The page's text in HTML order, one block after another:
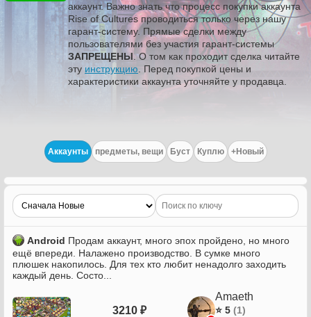
аккаунт. Важно знать что процесс покупки аккаунта
Rise of Cultures проводиться только через нашу
гарант-систему. Прямые сделки между
пользователями без участия гарант-системы
ЗАПРЕЩЕНЫ. О том как проходит сделка читайте
эту инструкцию . Перед покупкой цены и
характеристики аккаунта уточняйте у продавца.
Аккаунты предметы, вещи Буст Куплю +Новый
Android Продам аккаунт, много эпох пройдено, но много
ещё впереди. Налажено производство. В сумке много
плюшек накопилось. Для тех кто любит ненадолго заходить
каждый день. Состо...
3210 ₽
Amaeth
⭐ 5 (1)